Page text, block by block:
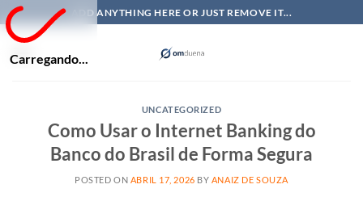
Carregando...
Skip
to
ADD ANYTHING HERE OR JUST REMOVE IT...
UNCATEGORIZED
Como Usar o Internet Banking do
Banco do Brasil de Forma Segura
POSTED ON ABRIL 17, 2026 BY ANAIZ DE SOUZA